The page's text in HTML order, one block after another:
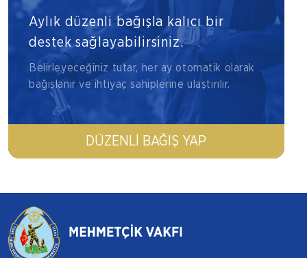
Aylık düzenli bağışla kalıcı bir
destek sağlayabilirsiniz.
Belirleyeceğiniz tutar, her ay otomatik olarak
bağışlanır ve ihtiyaç sahiplerine ulaştırılır.
DÜZENLI BAĞIŞ YAP